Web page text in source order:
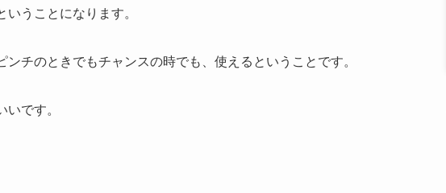
うことになります。
チのときでもチャンスの時でも、使えるということです。
です。